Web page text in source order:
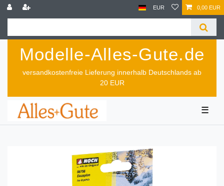
EUR 0,00 EUR
Modelle-Alles-Gute.de
versandkostenfreie Lieferung innerhalb Deutschlands ab
20 EUR
☰